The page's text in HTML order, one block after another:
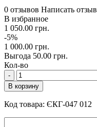
0 отзывов Написать отзыв
В избранное
1 050.00 грн.
-5%
1 000.00 грн.
Выгода 50.00 грн.
Кол-во
-
В корзину
Код товара: ЄКГ-047 012